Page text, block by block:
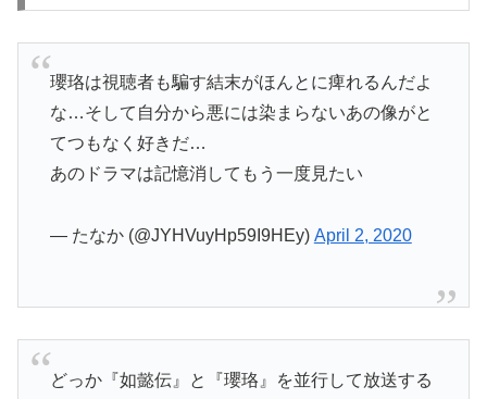
瓔珞は視聴者も騙す結末がほんとに痺れるんだよ
な…そして自分から悪には染まらないあの像がと
てつもなく好きだ…
あのドラマは記憶消してもう一度見たい
— たなか (@JYHVuyHp59I9HEy) April 2, 2020
どっか『如懿伝』と『瓔珞』を並行して放送する